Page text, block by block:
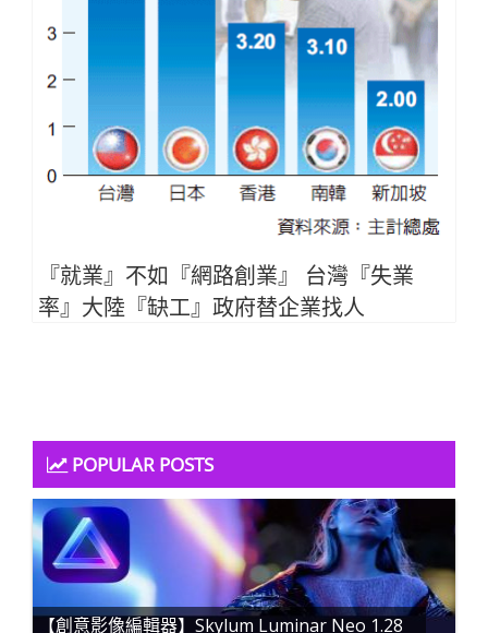
『就業』不如『網路創業』 台灣『失業
率』大陸『缺工』政府替企業找人
POPULAR POSTS
【創意影像編輯器】Skylum Luminar Neo 1.28